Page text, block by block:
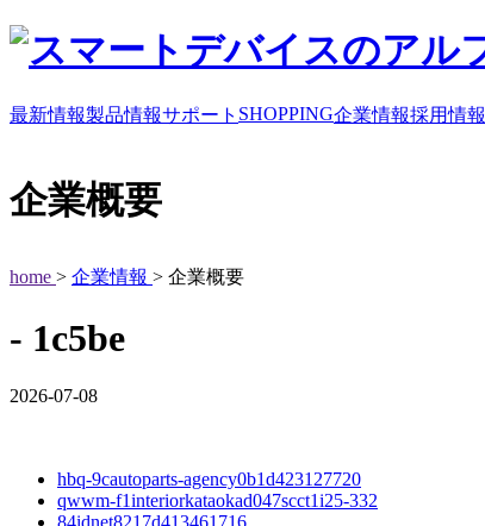
最新情報製品情報サポート SHOPPING企業情報採用情報
企業概要
home > 企業情報 > 企業概要
- 1c5be
2026-07-08
hbq-9cautoparts-agency0b1d423127720
qwwm-f1interiorkataokad047scct1i25-332